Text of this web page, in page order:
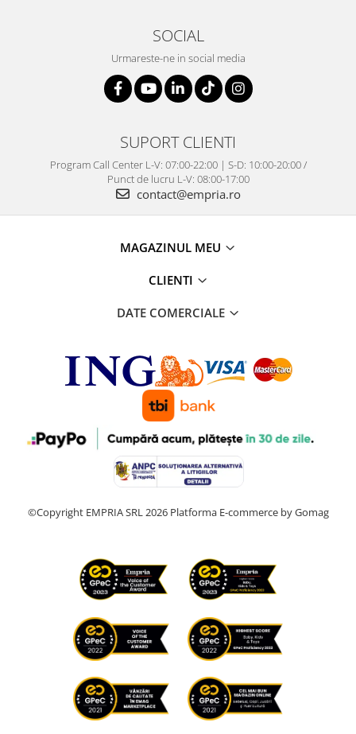
SOCIAL
Urmareste-ne in social media
SUPORT CLIENTI
Program Call Center L-V: 07:00-22:00 | S-D: 10:00-20:00 /
Punct de lucru L-V: 08:00-17:00
contact@empria.ro
MAGAZINUL MEU
CLIENTI
DATE COMERCIALE
©Copyright EMPRIA SRL 2026 Platforma E-commerce by Gomag